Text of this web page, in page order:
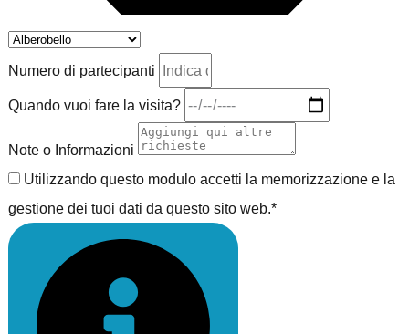
Numero di partecipanti
Quando vuoi fare la visita?
Note o Informazioni
Utilizzando questo modulo accetti la memorizzazione e la
gestione dei tuoi dati da questo sito web.*